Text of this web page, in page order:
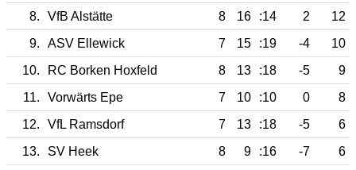
8.
VfB Alstätte 8 16 :14 2
12
9.
ASV Ellewick 7 15 :19 -4
10
10.
RC Borken Hoxfeld 8 13 :18 -5
9
11.
Vorwärts Epe 7 10 :10 0
8
12.
VfL Ramsdorf 7 13 :18 -5
6
13.
SV Heek 8 9 :16 -7
6